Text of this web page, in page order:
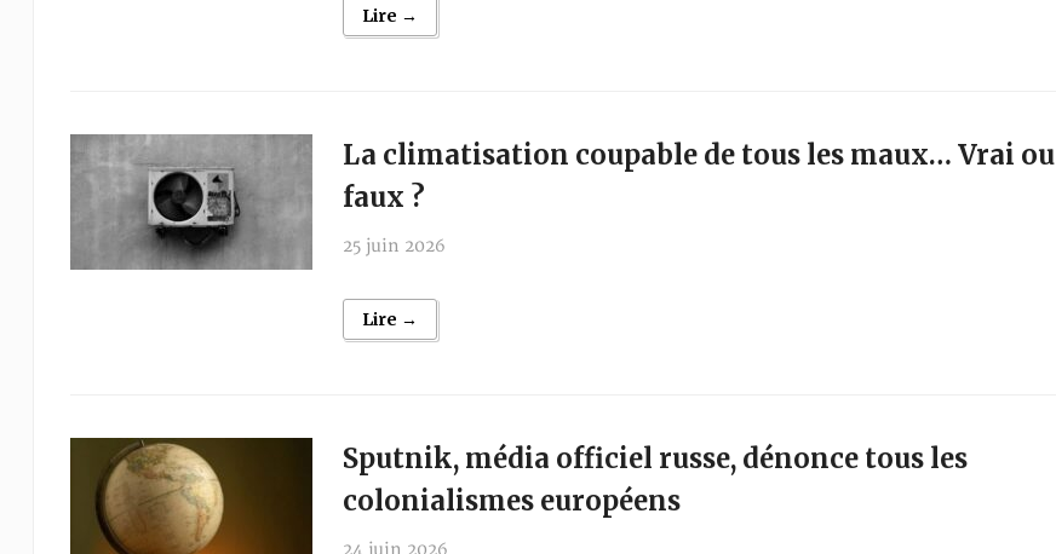
Lire →
La climatisation coupable de tous les maux… Vrai ou
faux ?
25 juin 2026
Lire →
Sputnik, média officiel russe, dénonce tous les
colonialismes européens
24 juin 2026